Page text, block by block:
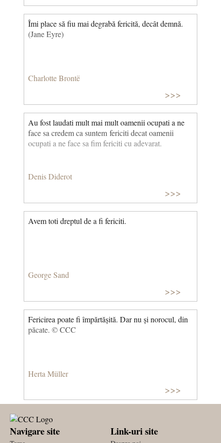
Îmi place să fiu mai degrabă fericită, decât demnă.
(Jane Eyre)
Charlotte Brontë
>>>
Au fost laudati mult mai mult oamenii ocupati a ne
face sa credem ca suntem fericiti decat oamenii
ocupati a ne face sa fim fericiti cu adevarat.
Denis Diderot
>>>
Avem toti dreptul de a fi fericiti.
George Sand
>>>
Fericirea poate fi împărtășită. Dar nu și norocul, din
păcate. © CCC
Herta Müller
>>>
Navigare site Link-uri site